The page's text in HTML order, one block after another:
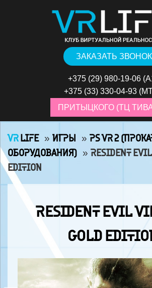
ЗАКАЗАТЬ ЗВОНОК
+375 (29) 980-19-06
+375 (33) 330-04-93
ПРИТЫЦКОГО (ТЦ
VR LIFE » ИГРЫ » PS VR 2
ОБОРУДОВАНИЯ) » RESIDENT
EDITION
RESIDENT EVIL
GOLD